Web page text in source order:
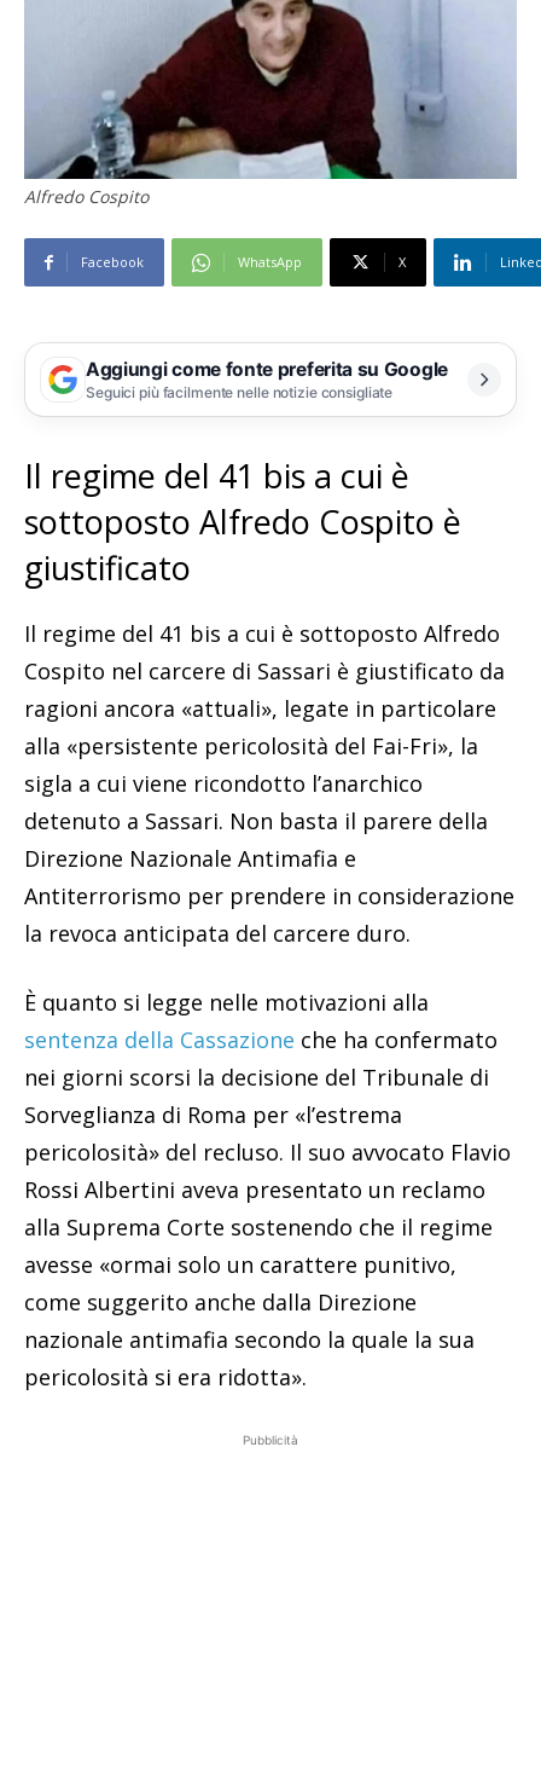
Alfredo Cospito
Facebook WhatsApp X
Aggiungi come fonte preferita su Google
Seguici più facilmente nelle notizie consigliate
Il regime del 41 bis a cui è
sottoposto Alfredo Cospito è
giustificato
Il regime del 41 bis a cui è sottoposto Alfredo
Cospito nel carcere di Sassari è giustificato da
ragioni ancora «attuali», legate in particolare
alla «persistente pericolosità del Fai-Fri», la
sigla a cui viene ricondotto l’anarchico
detenuto a Sassari. Non basta il parere della
Direzione Nazionale Antimafia e
Antiterrorismo per prendere in considerazione
la revoca anticipata del carcere duro.
È quanto si legge nelle motivazioni alla
sentenza della Cassazione che ha confermato
nei giorni scorsi la decisione del Tribunale di
Sorveglianza di Roma per «l’estrema
pericolosità» del recluso. Il suo avvocato Flavio
Rossi Albertini aveva presentato un reclamo
alla Suprema Corte sostenendo che il regime
avesse «ormai solo un carattere punitivo,
come suggerito anche dalla Direzione
nazionale antimafia secondo la quale la sua
pericolosità si era ridotta».
Pubblicità